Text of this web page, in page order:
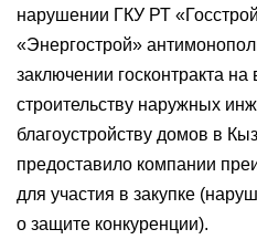
нарушении ГКУ РТ
«Энергострой»
заключении госконтракта
строительству наружных
благоустройству домов в
предоставило компании
для участия в закупке
о защите конкуренции).